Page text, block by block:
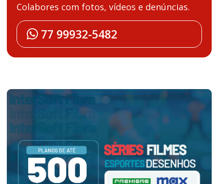
Colabores com fotos, vídeos e denúncias.
77 99932-5482